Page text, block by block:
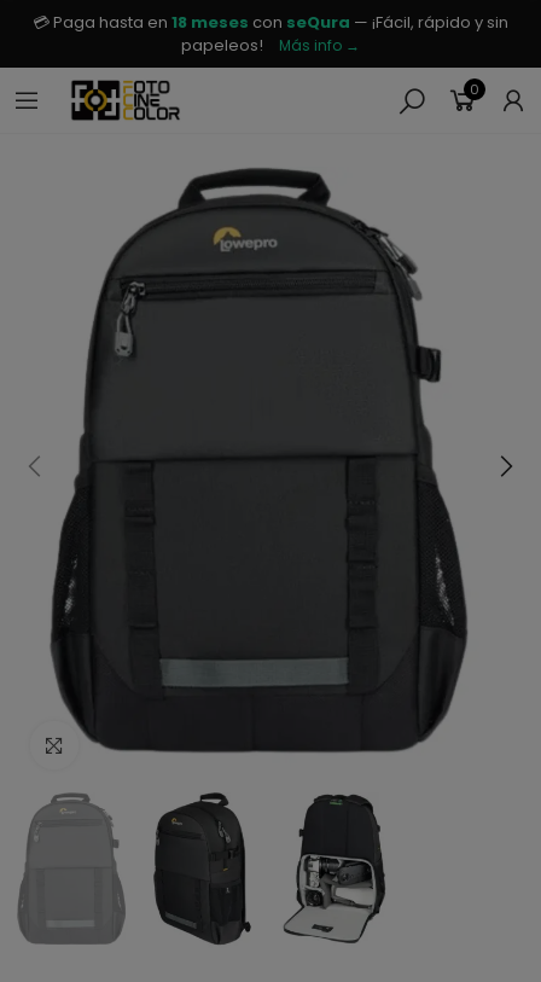
💳 Paga hasta en 18 meses con seQura — ¡Fácil, rápido y sin
papeleos!
Más info →
0
Haga clic para ampliar